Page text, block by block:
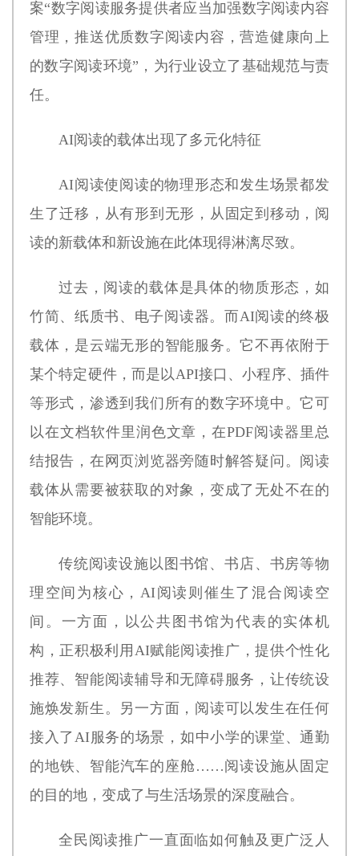
案“数字阅读服务提供者应当加强数字阅读内容
管理，推送优质数字阅读内容，营造健康向上
的数字阅读环境”，为行业设立了基础规范与责
任。
AI阅读的载体出现了多元化特征
AI阅读使阅读的物理形态和发生场景都发
生了迁移，从有形到无形，从固定到移动，阅
读的新载体和新设施在此体现得淋漓尽致。
过去，阅读的载体是具体的物质形态，如
竹简、纸质书、电子阅读器。而AI阅读的终极
载体，是云端无形的智能服务。它不再依附于
某个特定硬件，而是以API接口、小程序、插件
等形式，渗透到我们所有的数字环境中。它可
以在文档软件里润色文章，在PDF阅读器里总
结报告，在网页浏览器旁随时解答疑问。阅读
载体从需要被获取的对象，变成了无处不在的
智能环境。
传统阅读设施以图书馆、书店、书房等物
理空间为核心，AI阅读则催生了混合阅读空
间。一方面，以公共图书馆为代表的实体机
构，正积极利用AI赋能阅读推广，提供个性化
推荐、智能阅读辅导和无障碍服务，让传统设
施焕发新生。另一方面，阅读可以发生在任何
接入了AI服务的场景，如中小学的课堂、通勤
的地铁、智能汽车的座舱……阅读设施从固定
的目的地，变成了与生活场景的深度融合。
全民阅读推广一直面临如何触及更广泛人